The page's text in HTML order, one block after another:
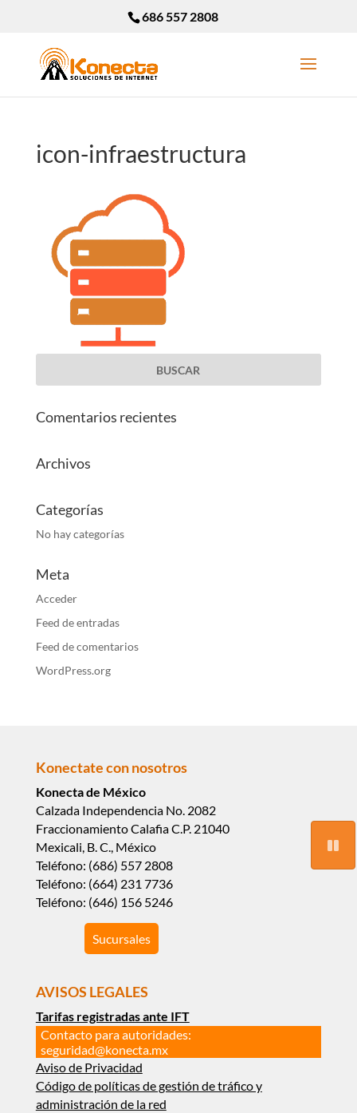
686 557 2808
icon-infraestructura
Comentarios recientes
Archivos
Categorías
No hay categorías
Meta
Acceder
Feed de entradas
Feed de comentarios
WordPress.org
Konectate con nosotros
Konecta de México
Calzada Independencia No. 2082
Fraccionamiento Calafia C.P. 21040
Mexicali, B. C., México
Teléfono: (686) 557 2808
Teléfono: (664) 231 7736
Teléfono: (646) 156 5246
Sucursales
AVISOS LEGALES
Tarifas registradas ante IFT
Contacto para autoridades:
seguridad@konecta.mx
Aviso de Privacidad
Código de políticas de gestión de tráfico y
administración de la red